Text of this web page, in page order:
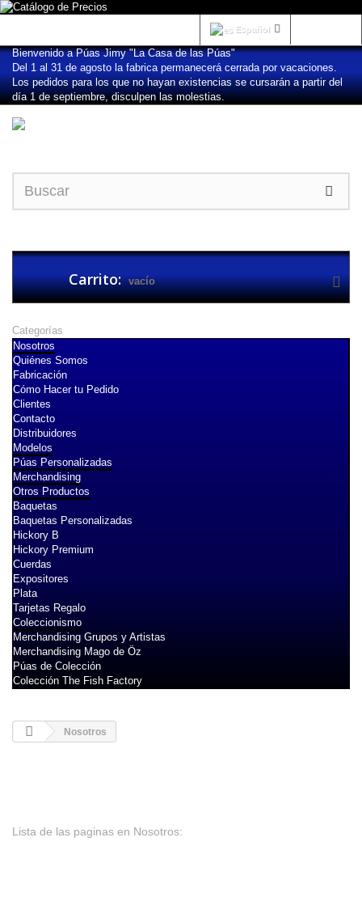
Español
Bienvenido a Púas Jimy "La Casa de las Púas"
Del 1 al 31 de agosto la fabrica permanecerá cerrada por vacaciones.
Los pedidos para los que no hayan existencias se cursarán a partir del
día 1 de septiembre, disculpen las molestias.
Carrito: vacío
Categorías
Nosotros
Quiénes Somos
Fabricación
Cómo Hacer tu Pedido
Clientes
Contacto
Distribuidores
Modelos
Púas Personalizadas
Merchandising
Otros Productos
Baquetas
Baquetas Personalizadas
Hickory B
Hickory Premium
Cuerdas
Expositores
Plata
Tarjetas Regalo
Coleccionismo
Merchandising Grupos y Artistas
Merchandising Mago de Öz
Púas de Colección
Colección The Fish Factory
Nosotros
Lista de las paginas en Nosotros: